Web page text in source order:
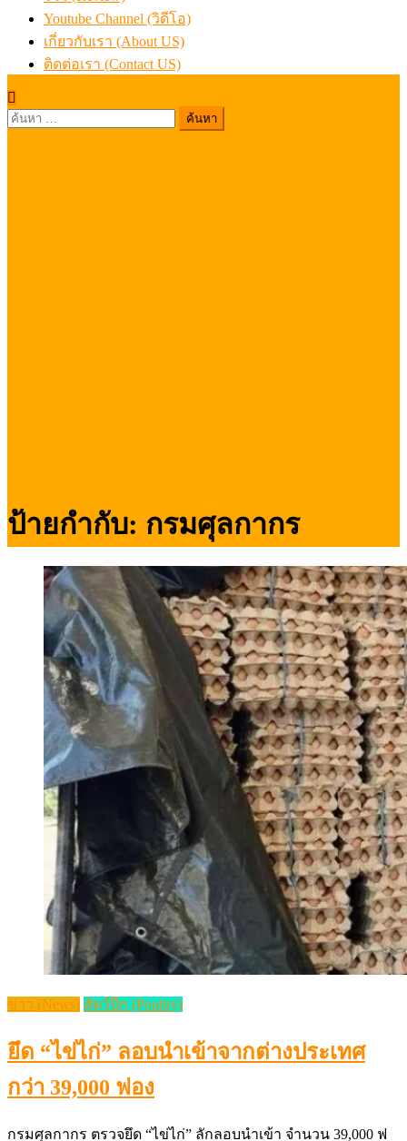
Youtube Channel (วิดีโอ)
เกี่ยวกับเรา (About US)
ติดต่อเรา (Contact US)
ค้นหา
ป้ายกำกับ: กรมศุลกากร
ข่าว (News) สัตว์ปีก (Poultry)
ยึด “ไข่ไก่” ลอบนำเข้าจากต่างประเทศ
กว่า 39,000 ฟอง
กรมศุลกากร ตรวจยึด “ไข่ไก่” ลักลอบนำเข้า จำนวน 39,000 ฟ